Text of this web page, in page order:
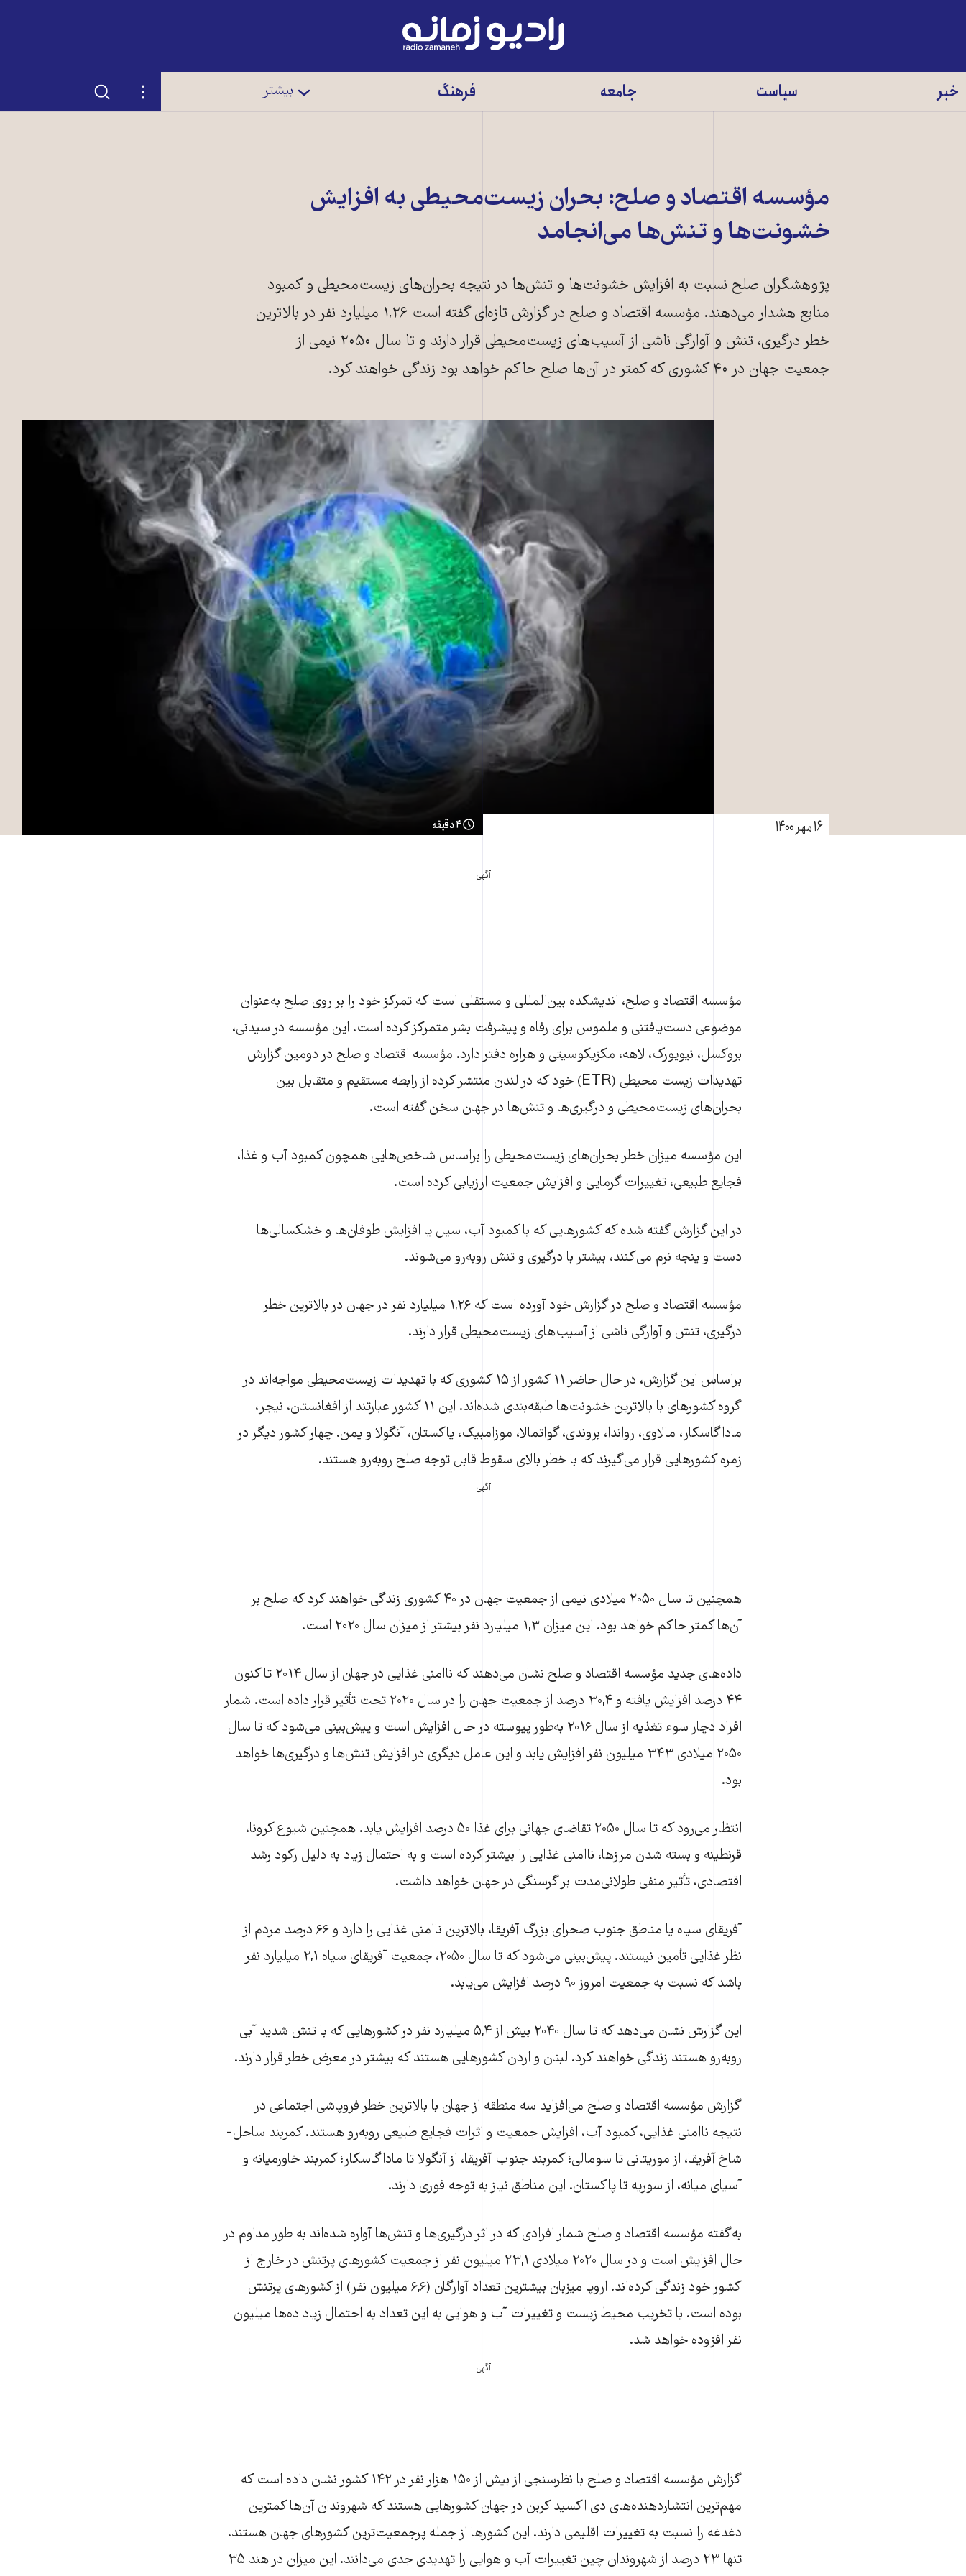
رادیو
زمانه
خبر سیاست جامعه فرهنگ بیشتر تنظیمات جستجو
مؤسسه اقتصاد و صلح: بحران زیست‌محیطی به افزایش
خشونت‌ها و تنش‌ها می‌انجامد
پژوهشگران صلح نسبت به افزایش خشونت‌ها و تنش‌ها در نتیجه بحران‌های زیست‌محیطی و کمبود
منابع هشدار می‌دهند. مؤسسه اقتصاد و صلح در گزارش تازه‌ای گفته است ۱,۲۶ میلیارد نفر در بالاترین
خطر درگیری، تنش و آوارگی ناشی از آسیب‌های زیست‌محیطی قرار دارند و تا سال ۲۰۵۰ نیمی از
جمعیت جهان در ۴۰ کشوری که کمتر در آن‌ها صلح حاکم خواهد بود زندگی خواهند کرد.
۱۶ مهر ۱۴۰۰ ۴ دقیقه
آگهی
مؤسسه اقتصاد و صلح، اندیشکده بین‌المللی و مستقلی است که تمرکز خود را بر روی صلح به‌عنوان
موضوعی دست‌یافتنی و ملموس برای رفاه و پیشرفت بشر متمرکز کرده است. این مؤسسه در سیدنی،
بروکسل، نیویورک، لاهه، مکزیکوسیتی و هراره دفتر دارد. مؤسسه اقتصاد و صلح در دومین گزارش
تهدیدات زیست محیطی (ETR) خود که در لندن منتشر کرده از رابطه مستقیم و متقابل بین
بحران‌های زیست‌محیطی و درگیری‌ها و تنش‌ها در جهان سخن گفته است.
این مؤسسه میزان خطر بحران‌های زیست‌محیطی را براساس شاخص‌هایی همچون کمبود آب و غذا،
فجایع طبیعی، تغییرات گرمایی و افزایش جمعیت ارزیابی کرده است.
در این گزارش گفته شده که کشورهایی که با کمبود آب، سیل یا افزایش طوفان‌ها و خشکسالی‌ها
دست و پنجه نرم می‌کنند، بیشتر با درگیری و تنش روبه‌رو می‌شوند.
مؤسسه اقتصاد و صلح در گزارش خود آورده است که ۱,۲۶ میلیارد نفر در جهان در بالاترین خطر
درگیری، تنش و آوارگی ناشی از آسیب‌های زیست‌محیطی قرار دارند.
براساس این گزارش، در حال حاضر ۱۱ کشور از ۱۵ کشوری که با تهدیدات زیست‌محیطی مواجه‌اند در
گروه کشورهای با بالاترین خشونت‌ها طبقه‌بندی شده‌اند. این ۱۱ کشور عبارتند از افغانستان، نیجر،
ماداگاسکار، مالاوی، رواندا، بروندی، گواتمالا، موزامبیک، پاکستان، آنگولا و یمن. چهار کشور دیگر در
زمره کشورهایی قرار می‌گیرند که با خطر بالای سقوط قابل توجه صلح روبه‌رو هستند.
آگهی
همچنین تا سال ۲۰۵۰ میلادی نیمی از جمعیت جهان در ۴۰ کشوری زندگی خواهند کرد که صلح بر
آن‌ها کمتر حاکم خواهد بود. این میزان ۱,۳ میلیارد نفر بیشتر از میزان سال ۲۰۲۰ است.
داده‌های جدید مؤسسه اقتصاد و صلح نشان می‌دهند که ناامنی غذایی در جهان از سال ۲۰۱۴ تا کنون
۴۴ درصد افزایش یافته و ۳۰,۴ درصد از جمعیت جهان را در سال ۲۰۲۰ تحت تأثیر قرار داده است. شمار
افراد دچار سوء تغذیه از سال ۲۰۱۶ به‌طور پیوسته در حال افزایش است و پیش‌بینی می‌شود که تا سال
۲۰۵۰ میلادی ۳۴۳ میلیون نفر افزایش یابد و این عامل دیگری در افزایش تنش‌ها و درگیری‌ها خواهد
بود.
انتظار می‌رود که تا سال ۲۰۵۰ تقاضای جهانی برای غذا ۵۰ درصد افزایش یابد. همچنین شیوع کرونا،
قرنطینه و بسته شدن مرزها، ناامنی غذایی را بیشتر کرده است و به احتمال زیاد به دلیل رکود رشد
اقتصادی، تأثیر منفی طولانی‌مدت بر گرسنگی در جهان خواهد داشت.
آفریقای سیاه یا مناطق جنوب صحرای بزرگ آفریقا، بالاترین ناامنی غذایی را دارد و ۶۶ درصد مردم از
نظر غذایی تأمین نیستند. پیش‌بینی می‌شود که تا سال ۲۰۵۰، جمعیت آفریقای سیاه ۲,۱ میلیارد نفر
باشد که نسبت به جمعیت امروز ۹۰ درصد افزایش می‌یابد.
این گزارش نشان می‌دهد که تا سال ۲۰۴۰ بیش از ۵,۴ میلیارد نفر در کشورهایی که با تنش شدید آبی
روبه‌رو هستند زندگی خواهند کرد. لبنان و اردن کشورهایی هستند که بیشتر در معرض خطر قرار دارند.
گزارش مؤسسه اقتصاد و صلح می‌افزاید سه منطقه از جهان با بالاترین خطر فروپاشی اجتماعی در
نتیجه ناامنی غذایی، کمبود آب، افزایش جمعیت و اثرات فجایع طبیعی روبه‌رو هستند. کمربند ساحل-
شاخ آفریقا، از موریتانی تا سومالی؛ کمربند جنوب آفریقا، از آنگولا تا ماداگاسکار؛ کمربند خاورمیانه و
آسیای میانه، از سوریه تا پاکستان. این مناطق نیاز به توجه فوری دارند.
به‌گفته مؤسسه اقتصاد و صلح شمار افرادی که در اثر درگیری‌ها و تنش‌ها آواره شده‌اند به طور مداوم در
حال افزایش است و در سال ۲۰۲۰ میلادی ۲۳,۱ میلیون نفر از جمعیت کشورهای پرتنش در خارج از
کشور خود زندگی کرده‌اند. اروپا میزبان بیشترین تعداد آوارگان (۶,۶ میلیون نفر) از کشورهای پرتنش
بوده است. با تخریب محیط زیست و تغییرات آب و هوایی به این تعداد به احتمال زیاد ده‌ها میلیون
نفر افزوده خواهد شد.
آگهی
گزارش مؤسسه اقتصاد و صلح با نظرسنجی از بیش از ۱۵۰ هزار نفر در ۱۴۲ کشور نشان داده است که
مهم‌ترین انتشاردهنده‌های دی اکسید کربن در جهان کشورهایی هستند که شهروندان آن‌ها کمترین
دغدغه را نسبت به تغییرات اقلیمی دارند. این کشورها از جمله پرجمعیت‌ترین کشورهای جهان هستند.
تنها ۲۳ درصد از شهروندان چین تغییرات آب و هوایی را تهدیدی جدی می‌دانند. این میزان در هند ۳۵